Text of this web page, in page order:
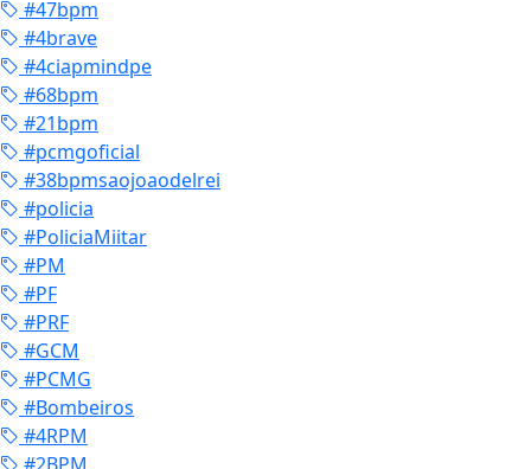
#47bpm
#4brave
#4ciapmindpe
#68bpm
#21bpm
#pcmgoficial
#38bpmsaojoaodelrei
#policia
#PoliciaMiitar
#PM
#PF
#PRF
#GCM
#PCMG
#Bombeiros
#4RPM